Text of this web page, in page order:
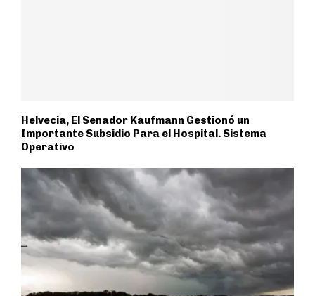
Helvecia, El Senador Kaufmann Gestionó un
Importante Subsidio Para el Hospital. Sistema
Operativo